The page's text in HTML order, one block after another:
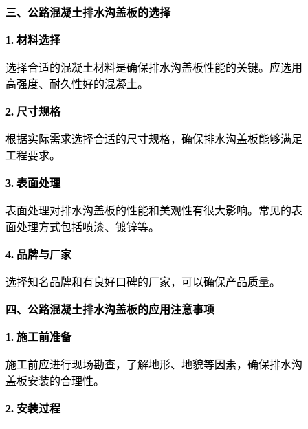
三、公路混凝土排水沟盖板的选择
1. 材料选择
选择合适的混凝土材料是确保排水沟盖板性能的关键。应选用
高强度、耐久性好的混凝土。
2. 尺寸规格
根据实际需求选择合适的尺寸规格，确保排水沟盖板能够满足
工程要求。
3. 表面处理
表面处理对排水沟盖板的性能和美观性有很大影响。常见的表
面处理方式包括喷漆、镀锌等。
4. 品牌与厂家
选择知名品牌和有良好口碑的厂家，可以确保产品质量。
四、公路混凝土排水沟盖板的应用注意事项
1. 施工前准备
施工前应进行现场勘查，了解地形、地貌等因素，确保排水沟
盖板安装的合理性。
2. 安装过程